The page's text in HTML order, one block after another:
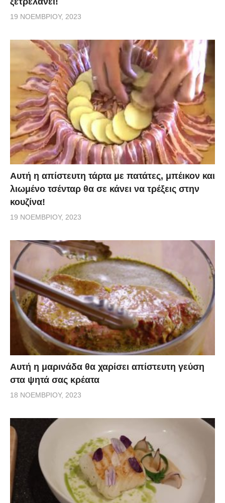
19 ΝΟΕΜΒΡΊΟΥ, 2023
Αυτή η απίστευτη τάρτα με πατάτες, μπέικον και
λιωμένο τσένταρ θα σε κάνει να τρέξεις στην
κουζίνα!
19 ΝΟΕΜΒΡΊΟΥ, 2023
Αυτή η μαρινάδα θα χαρίσει απίστευτη γεύση
στα ψητά σας κρέατα
18 ΝΟΕΜΒΡΊΟΥ, 2023